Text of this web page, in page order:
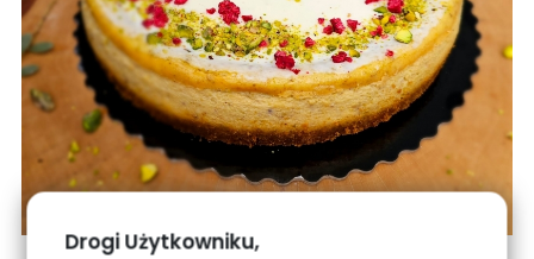
Drogi Użytkowniku,